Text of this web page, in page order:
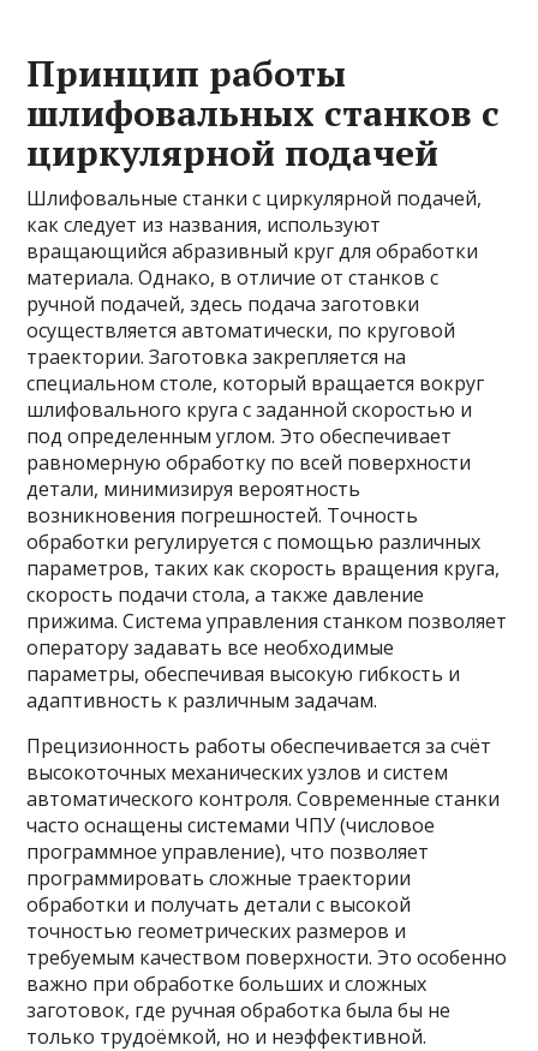
Принцип работы
шлифовальных станков с
циркулярной подачей
Шлифовальные станки с циркулярной подачей,
как следует из названия, используют
вращающийся абразивный круг для обработки
материала. Однако, в отличие от станков с
ручной подачей, здесь подача заготовки
осуществляется автоматически, по круговой
траектории. Заготовка закрепляется на
специальном столе, который вращается вокруг
шлифовального круга с заданной скоростью и
под определенным углом. Это обеспечивает
равномерную обработку по всей поверхности
детали, минимизируя вероятность
возникновения погрешностей. Точность
обработки регулируется с помощью различных
параметров, таких как скорость вращения круга,
скорость подачи стола, а также давление
прижима. Система управления станком позволяет
оператору задавать все необходимые
параметры, обеспечивая высокую гибкость и
адаптивность к различным задачам.
Прецизионность работы обеспечивается за счёт
высокоточных механических узлов и систем
автоматического контроля. Современные станки
часто оснащены системами ЧПУ (числовое
программное управление), что позволяет
программировать сложные траектории
обработки и получать детали с высокой
точностью геометрических размеров и
требуемым качеством поверхности. Это особенно
важно при обработке больших и сложных
заготовок, где ручная обработка была бы не
только трудоёмкой, но и неэффективной.